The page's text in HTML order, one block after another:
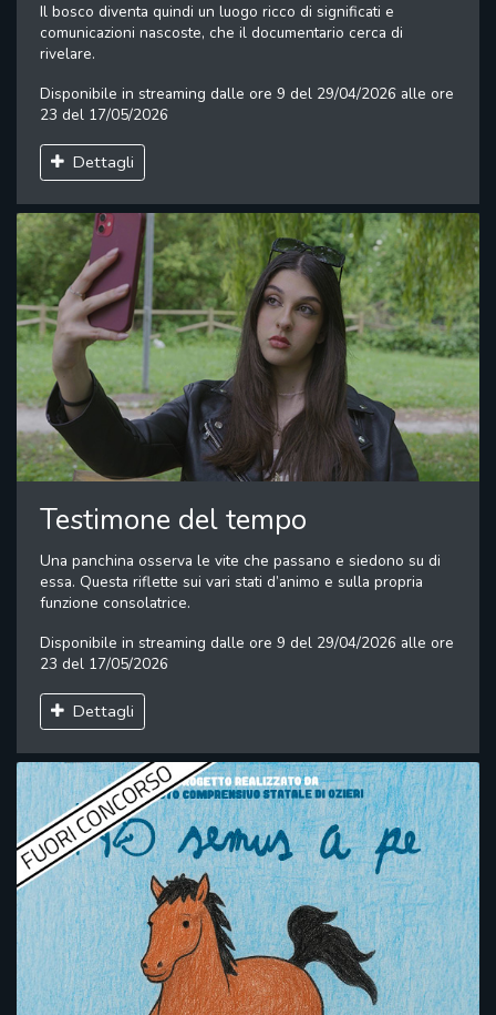
Il bosco diventa quindi un luogo ricco di significati e
comunicazioni nascoste, che il documentario cerca di
rivelare.
Disponibile in streaming dalle ore 9 del 29/04/2026 alle ore
23 del 17/05/2026
Dettagli
Testimone del tempo
Una panchina osserva le vite che passano e siedono su di
essa. Questa riflette sui vari stati d’animo e sulla propria
funzione consolatrice.
Disponibile in streaming dalle ore 9 del 29/04/2026 alle ore
23 del 17/05/2026
Dettagli